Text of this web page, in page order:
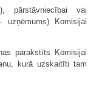
pārstāvniecībai vai
Komisijai
parakstīts Komisijai
kurā uzskaitīti tam